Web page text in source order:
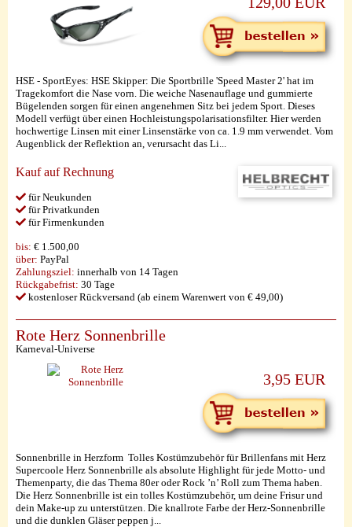
HSE - SportEyes: HSE Skipper: Die Sportbrille 'Speed Master 2' hat im
Tragekomfort die Nase vorn. Die weiche Nasenauflage und gummierte
Bügelenden sorgen für einen angenehmen Sitz bei jedem Sport. Dieses
Modell verfügt über einen Hochleistungspolarisationsfilter. Hier werden
hochwertige Linsen mit einer Linsenstärke von ca. 1.9 mm verwendet. Vom
Augenblick der Reflektion an, verursacht das Li...
Kauf auf Rechnung
für Neukunden
für Privatkunden
für Firmenkunden
bis: € 1.500,00
über: PayPal
Zahlungsziel: innerhalb von 14 Tagen
Rückgabefrist: 30 Tage
kostenloser Rückversand (ab einem Warenwert von € 49,00)
Rote Herz Sonnenbrille
Karneval-Universe
3,95 EUR
Sonnenbrille in Herzform Tolles Kostümzubehör für Brillenfans mit Herz
Supercoole Herz Sonnenbrille als absolute Highlight für jede Motto- und
Themenparty, die das Thema 80er oder Rock ’n’ Roll zum Thema haben.
Die Herz Sonnenbrille ist ein tolles Kostümzubehör, um deine Frisur und
dein Make-up zu unterstützen. Die knallrote Farbe der Herz-Sonnenbrille
und die dunklen Gläser peppen j...